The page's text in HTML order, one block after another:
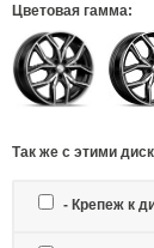
Цветовая гамма:
Так же c этими
- Крепеж к